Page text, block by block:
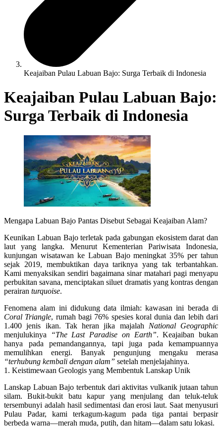
Keajaiban Pulau Labuan Bajo: Surga Terbaik di Indonesia
Keajaiban Pulau Labuan Bajo:
Surga Terbaik di Indonesia
Mengapa Labuan Bajo Pantas Disebut Sebagai Keajaiban Alam?
Keunikan Labuan Bajo terletak pada gabungan ekosistem darat dan
laut yang langka. Menurut Kementerian Pariwisata Indonesia,
kunjungan wisatawan ke Labuan Bajo meningkat35% per tahun
sejak 2019, membuktikan daya tariknya yang tak terbantahkan.
Kami menyaksikan sendiri bagaimana sinar matahari pagi menyapu
perbukitan savana, menciptakan siluet dramatis yang kontras dengan
perairan turquoise.
Fenomena alam ini didukung data ilmiah: kawasan ini berada di
Coral Triangle, rumah bagi 76% spesies koral dunia dan lebih dari
1.400 jenis ikan. Tak heran jika majalah National Geographic
menjulukinya
“The Last Paradise on Earth”. Keajaiban bukan
hanya pada pemandangannya, tapi juga pada kemampuannya
memulihkan energi. Banyak pengunjung mengaku merasa
“terhubung kembali dengan alam” setelah menjelajahinya.
1. Keistimewaan Geologis yang Membentuk Lanskap Unik
Lanskap Labuan Bajo terbentuk dari aktivitas vulkanik jutaan tahun
silam. Bukit-bukit batu kapur yang menjulang dan teluk-teluk
tersembunyi adalah hasil sedimentasi dan erosi laut. Saat menyusuri
Pulau Padar, kami terkagum-kagum pada tiga pantai berpasir
berbeda warna—merah muda, putih, dan hitam—dalam satu lokasi.